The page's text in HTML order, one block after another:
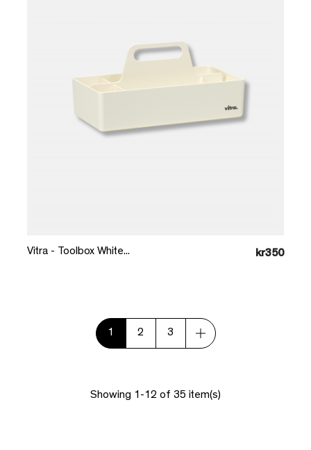
Vitra - Toolbox White... kr350
1 2 3
Showing 1-12 of 35 item(s)